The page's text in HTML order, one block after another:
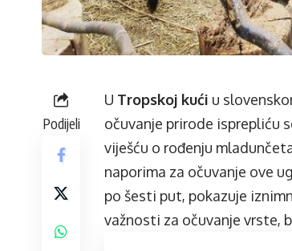
Podijeli
U Tropskoj kući u
očuvanje prirode isprepliću
viješću o rođenju
naporima za očuvanje ove
po šesti put, pokazuje
važnosti za očuvanje vrste,